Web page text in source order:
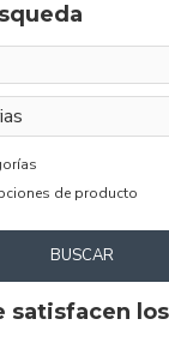
de producto
BUSCAR
satisfacen